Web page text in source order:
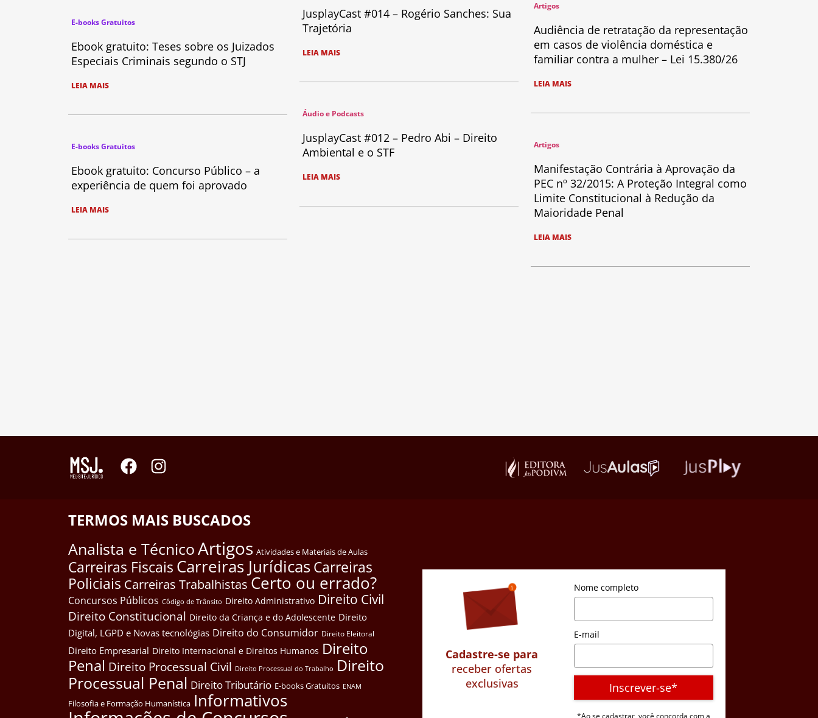
E-books Gratuitos
Ebook gratuito: Teses sobre os Juizados
Especiais Criminais segundo o STJ
LEIA MAIS
E-books Gratuitos
Ebook gratuito: Concurso Público – a
experiência de quem foi aprovado
LEIA MAIS
JusplayCast #014 – Rogério Sanches: Sua
Trajetória
LEIA MAIS
Áudio e Podcasts
JusplayCast #012 – Pedro Abi – Direito
Ambiental e o STF
LEIA MAIS
Artigos
Audiência de retratação da representação
em casos de violência doméstica e
familiar contra a mulher – Lei 15.380/26
LEIA MAIS
Artigos
Manifestação Contrária à Aprovação da
PEC nº 32/2015: A Proteção Integral como
Limite Constitucional à Redução da
Maioridade Penal
LEIA MAIS
TERMOS MAIS BUSCADOS
Analista e TécnicoArtigos Atividades e Materiais de Aulas
Carreiras Fiscais Carreiras JurídicasCarreiras
Policiais Carreiras Trabalhistas Certo ou errado?
Concursos Públicos Côdigo de Trânsito Direito Administrativo Direito Civil
Direito Constitucional Direito da Criança e do Adolescente Direito
Digital, LGPD e Novas tecnológias Direito do Consumidor Direito Eleitoral
Direito Empresarial Direito Internacional e Direitos Humanos Direito
Penal Direito Processual Civil Direito Processual do Trabalho Direito
Processual Penal Direito Tributário E-books Gratuitos ENAM
Filosofia e Formação Humanística Informativos
Cadastre-se para
receber ofertas
exclusivas
Nome completo
E-mail
Inscrever-se*
*Ao se cadastrar, você concorda com a